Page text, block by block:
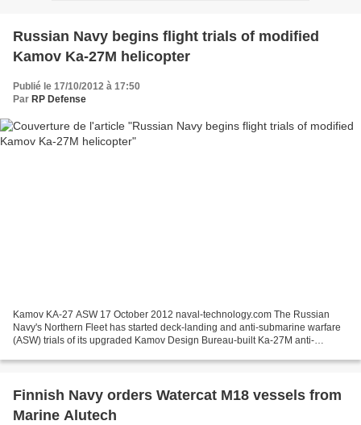
Russian Navy begins flight trials of modified
Kamov Ka-27M helicopter
Publié le 17/10/2012 à 17:50
Par RP Defense
Kamov KA-27 ASW 17 October 2012 naval-technology.com The Russian
Navy's Northern Fleet has started deck-landing and anti-submarine warfare
(ASW) trials of its upgraded Kamov Design Bureau-built Ka-27M anti-
Finnish Navy orders Watercat M18 vessels from
Marine Alutech